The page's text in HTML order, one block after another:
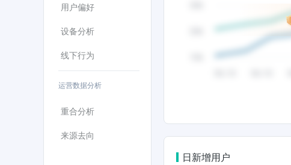
用户偏好
设备分析
线下行为
运营数据分析
重合分析
来源去向
日新增用户